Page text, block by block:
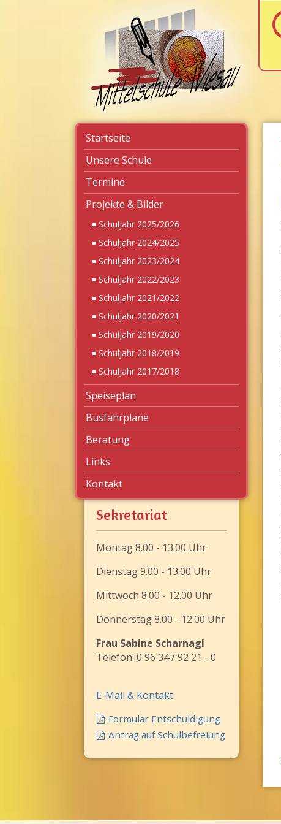
Navigation
überspringen
Startseite
Unsere Schule
Termine
Projekte & Bilder
Schuljahr 2025/2026
Schuljahr 2024/2025
Schuljahr 2023/2024
Schuljahr 2022/2023
Schuljahr 2021/2022
Schuljahr 2020/2021
Schuljahr 2019/2020
Schuljahr 2018/2019
Schuljahr 2017/2018
Speiseplan
Busfahrpläne
Beratung
Links
Kontakt
Sekretariat
Montag 8.00 - 13.00 Uhr
Dienstag 9.00 - 13.00 Uhr
Mittwoch 8.00 - 12.00 Uhr
Donnerstag 8.00 - 12.00 Uhr
Frau Sabine Scharnagl
Telefon: 0 96 34 / 92 21 - 0
E-Mail & Kontakt
Formular Entschuldigung
Antrag auf Schulbefreiung